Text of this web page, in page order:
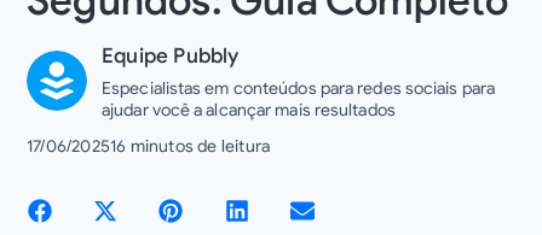
Equipe Pubbly
Especialistas em conteúdos para redes sociais para
ajudar você a alcançar mais resultados
17/06/202516 minutos de leitura